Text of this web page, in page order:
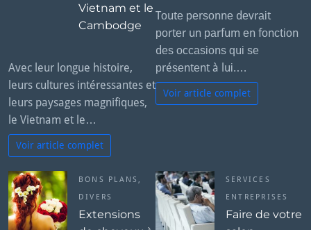
Vietnam et le
Cambodge
Avec leur longue histoire,
leurs cultures intéressantes et
leurs paysages magnifiques,
le Vietnam et le…
Voir article complet
Tоutе реrѕоnnе dеvrаіt
роrtеr un раrfum еn fоnсtіоn
dеѕ оссаѕіоnѕ ԛuі ѕе
рréѕеntеnt à luі.…
Voir article complet
BONS PLANS ,
DIVERS
Extensions
SERVICES
ENTREPRISES
Faire de votre